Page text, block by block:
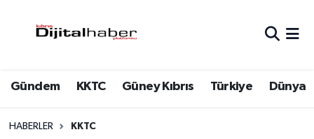
Gündem KKTC Güney Kıbrıs Türkiye Dünya
HABERLER KKTC
Trafik Durumu
Süper Lig Puan Durumu ve Fikstür